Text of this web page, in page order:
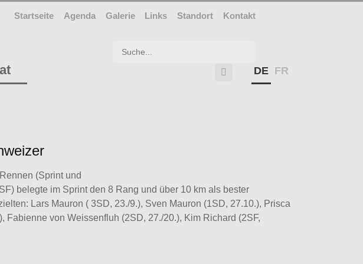
Startseite Agenda Galerie Links Standort Kontakt
DE FR

(Sprint und
belegte im Sprint den 8 Rang und über 10 km als bester
Lars Mauron ( 3SD, 23./9.), Sven Mauron (1SD, 27.10.), Prisca
Fabienne von Weissenfluh (2SD, 27./20.), Kim Richard (2SF,